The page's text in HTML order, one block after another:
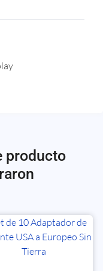
producto